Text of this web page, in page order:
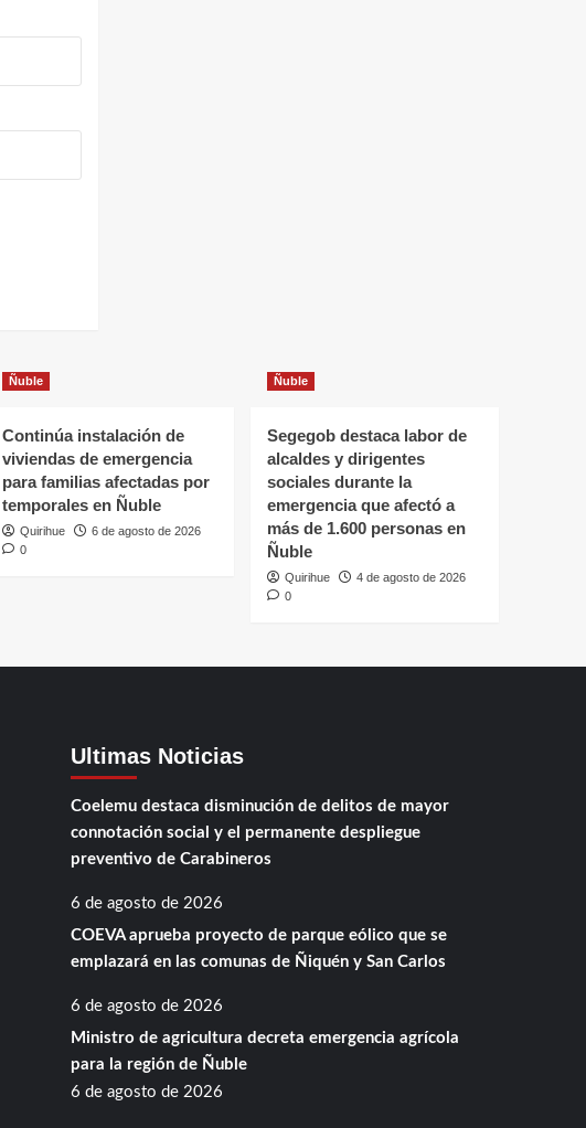
Ñuble
Continúa instalación de
viviendas de emergencia
para familias afectadas por
temporales en Ñuble
Quirihue
6 de agosto de 2026
0
Ñuble
Segegob destaca labor de
alcaldes y dirigentes
sociales durante la
emergencia que afectó a
más de 1.600 personas en
Ñuble
Quirihue
4 de agosto de 2026
0
Ultimas Noticias
Coelemu destaca disminución de delitos de mayor
connotación social y el permanente despliegue
preventivo de Carabineros
6 de agosto de 2026
COEVA aprueba proyecto de parque eólico que se
emplazará en las comunas de Ñiquén y San Carlos
6 de agosto de 2026
Ministro de agricultura decreta emergencia agrícola
para la región de Ñuble
6 de agosto de 2026